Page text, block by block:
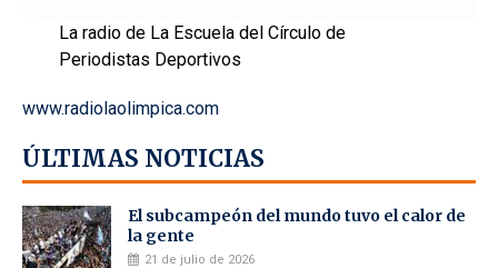
La radio de La Escuela del Círculo de
Periodistas Deportivos
www.radiolaolimpica.com
ÚLTIMAS NOTICIAS
El subcampeón del mundo tuvo el calor de
la gente
21 de julio de 2026